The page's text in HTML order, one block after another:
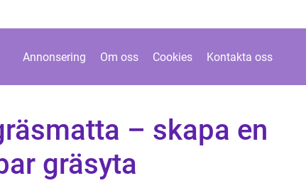
Annonsering Om oss Cookies Kontakta oss
– skapa en
gräsyta